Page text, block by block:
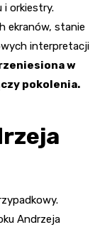
i orkiestry.
ekranów, stanie
interpretacji
w
pokolenia.
Andrzeja